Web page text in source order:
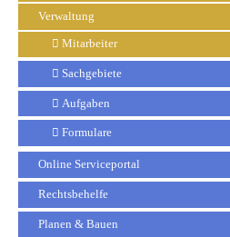
Verwaltung
Mitarbeiter
Sachgebiete
Aufgaben
Formulare
Online Serviceportal
Rechtsbehelfe
Planen & Bauen